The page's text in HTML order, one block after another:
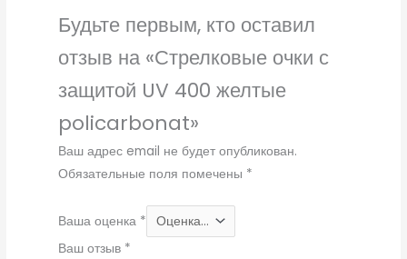
Будьте первым, кто оставил
отзыв на «Стрелковые очки с
защитой UV 400 желтые
policarbonat»
Ваш адрес email не будет опубликован.
Обязательные поля помечены *
Ваша оценка *
Ваш отзыв *